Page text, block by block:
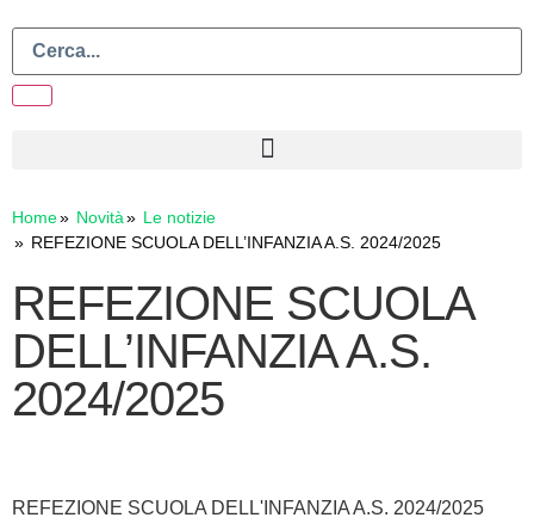
Home Novità
Le notizie
REFEZIONE SCUOLA DELL’INFANZIA A.S. 2024/2025
REFEZIONE SCUOLA
DELL’INFANZIA A.S.
2024/2025
REFEZIONE SCUOLA DELL'INFANZIA A.S. 2024/2025